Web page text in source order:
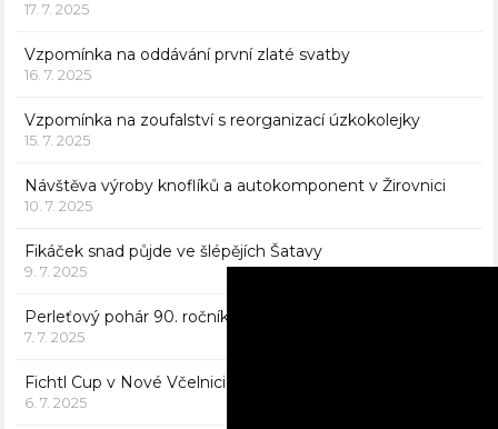
17. 7. 2025
Vzpomínka na oddávání první zlaté svatby
16. 7. 2025
Vzpomínka na zoufalství s reorganizací úzkokolejky
15. 7. 2025
Návštěva výroby knoflíků a autokomponent v Žirovnici
10. 7. 2025
Fikáček snad půjde ve šlépějích Šatavy
9. 7. 2025
Perleťový pohár 90. ročníku v Žirovnici
7. 7. 2025
Fichtl Cup v Nové Včelnici
6. 7. 2025